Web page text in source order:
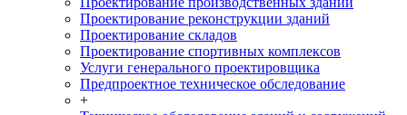
Проектирование реконструкции зданий
Проектирование складов
Проектирование спортивных комплексов
Услуги генерального проектировщика
Предпроектное техническое обследование
+